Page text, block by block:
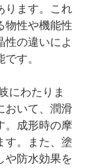
ります。これ
物性や機能性
性の違いによ
す。
にわたりま
おいて、潤滑
。成形時の摩
す。また、塗
や防水効果を